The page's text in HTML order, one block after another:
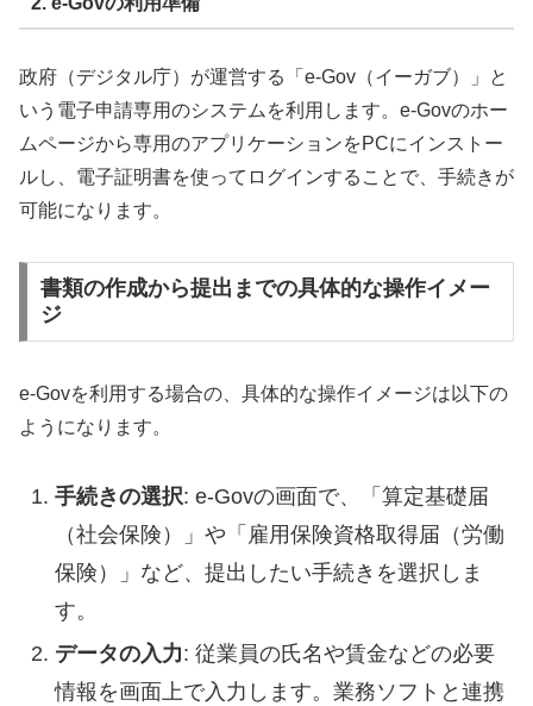
政府（デジタル庁）が運営する「e-Gov（イーガブ）」と
いう電子申請専用のシステムを利用します。e-Govのホー
ムページから専用のアプリケーションをPCにインストー
ルし、電子証明書を使ってログインすることで、手続きが
可能になります。
書類の作成から提出までの具体的な操作イメー
ジ
e-Govを利用する場合の、具体的な操作イメージは以下の
ようになります。
手続きの選択: e-Govの画面で、「算定基礎届
（社会保険）」や「雇用保険資格取得届（労働
保険）」など、提出したい手続きを選択しま
す。
データの入力: 従業員の氏名や賃金などの必要
情報を画面上で入力します。業務ソフトと連携